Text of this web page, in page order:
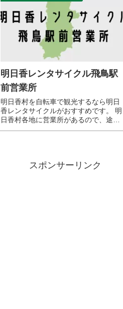
明日香レンタサイクル飛鳥駅
前営業所
明日香村を自転車で観光するなら明日
香レンタサイクルがおすすめです。 明
日香村各地に営業所があるので、途中
で乗り捨てて返却することができるか
スポンサーリンク